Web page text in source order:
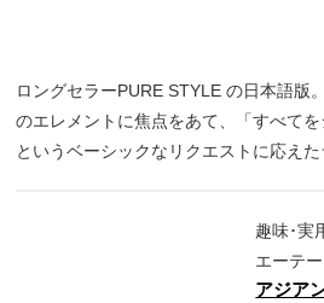
ロングセラーPURE STYLE の日本語版
のエレメントに焦点をあて、「すべてを
というベーシックなリクエストに応えた
趣味･実
エーテ
アジア